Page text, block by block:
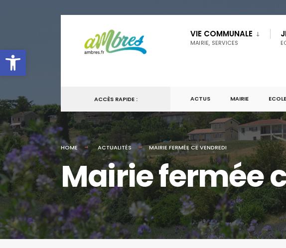
Ouvrir la barre d’outils
VIE COMMUNALE
MAIRIE, SERVICES
ACCÈS RAPIDE : ACTUS MAIRIE ECOLE
HOME ACTUALITÉS MAIRIE FERMÉE CE VENDREDI
Mairie fermée